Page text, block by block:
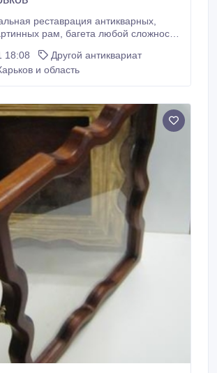
реставрация антикварных,
любой сложности.
нужный размер,
покраска,
работ максимально приближены к
применявшимся мастерами 19 в.
18:08
Другой антиквариат
и область